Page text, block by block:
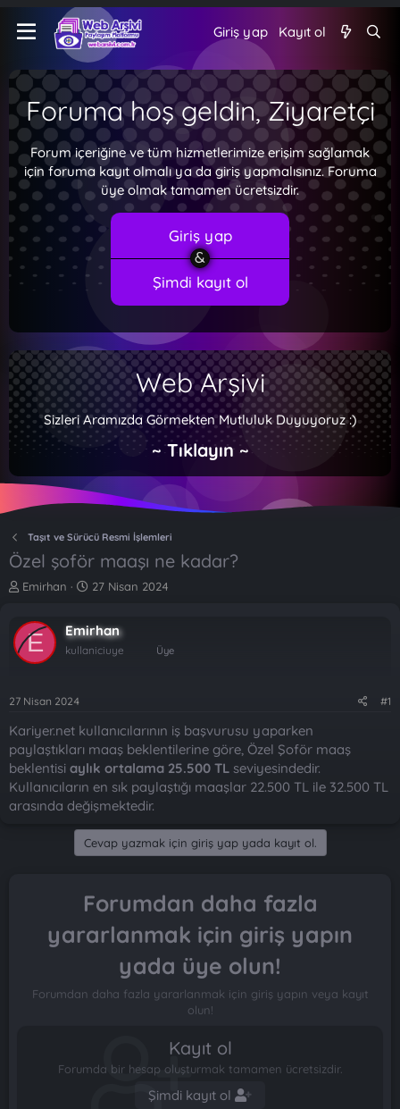
Giriş yap Kayıt ol
Foruma hoş geldin, Ziyaretçi
Forum içeriğine ve tüm hizmetlerimize erişim sağlamak
için foruma kayıt olmalı ya da giriş yapmalısınız. Foruma
üye olmak tamamen ücretsizdir.
Giriş yap
Şimdi kayıt ol
Web Arşivi
Sizleri Aramızda Görmekten Mutluluk Duyuyoruz :)
~ Tıklayın ~
Taşıt ve Sürücü Resmi İşlemleri
Özel şoför maaşı ne kadar?
K
b
u
y
b
ş
l
a
a
n
Emirhan
B
l
a
t
a
r
h
i
27 Nisan 2024
E Emirhan
kullaniciuye Üye
27 Nisan 2024 #1
Kariyer.net kullanıcılarının iş başvurusu yaparken
paylaştıkları maaş beklentilerine göre, Özel Şoför maaş
beklentisi aylık ortalama 25.500 TL seviyesindedir.
Kullanıcıların en sık paylaştığı maaşlar 22.500 TL ile 32.500 TL
arasında değişmektedir.
Cevap yazmak için giriş yap yada kayıt ol.
Forumdan daha fazla
yararlanmak için giriş yapın
yada üye olun!
Forumdan daha fazla yararlanmak için giriş yapın veya kayıt
olun!
Kayıt ol
Forumda bir hesap oluşturmak tamamen ücretsizdir.
Şimdi kayıt ol